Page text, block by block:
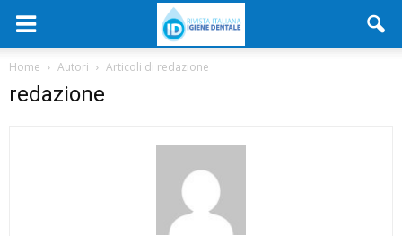
Home Autori Articoli di redazione
redazione